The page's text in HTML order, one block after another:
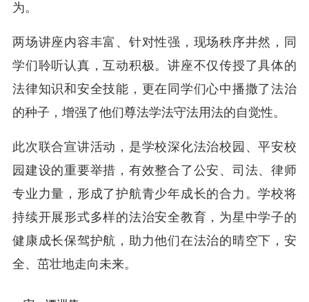
为。
两场讲座内容丰富、针对性强，现场秩序井然，同
学们聆听认真，互动积极。讲座不仅传授了具体的
法律知识和安全技能，更在同学们心中播撒了法治
的种子，增强了他们尊法学法守法用法的自觉性。
此次联合宣讲活动，是学校深化法治校园、平安校
园建设的重要举措，有效整合了公安、司法、律师
专业力量，形成了护航青少年成长的合力。学校将
持续开展形式多样的法治安全教育，为星中学子的
健康成长保驾护航，助力他们在法治的晴空下，安
全、茁壮地走向未来。